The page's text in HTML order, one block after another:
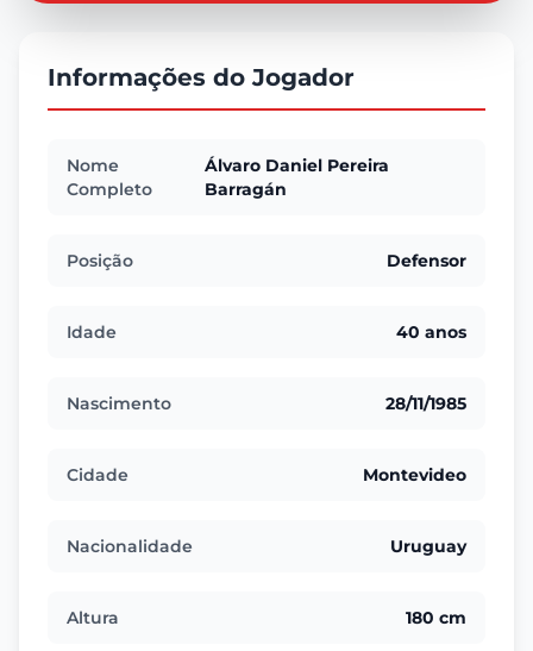
Informações do Jogador
Nome
Completo
Álvaro Daniel Pereira
Barragán
Posição Defensor
Idade 40 anos
Nascimento 28/11/1985
Cidade Montevideo
Nacionalidade Uruguay
Altura 180 cm